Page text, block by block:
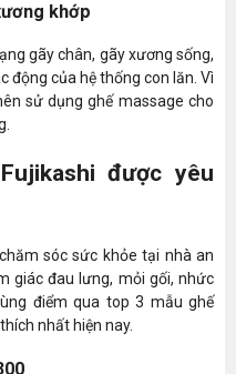
khớp
gãy chân, gãy xương sống,
động của hệ thống con lăn. Vì
sử dụng ghế massage cho
được yêu
sóc sức khỏe tại nhà an
giác đau lưng, mỏi gối, nhức
điểm qua top 3 mẫu ghế
nhất hiện nay.